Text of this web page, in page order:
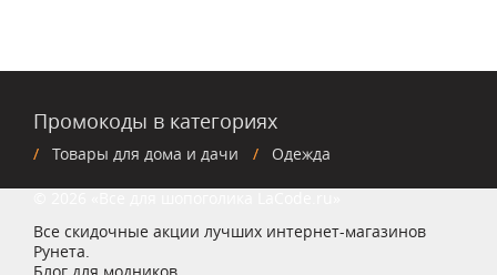
Промокоды в категориях
Товары для дома и дачи Одежда
Все скидочные акции лучших интернет-магазинов
Рунета.